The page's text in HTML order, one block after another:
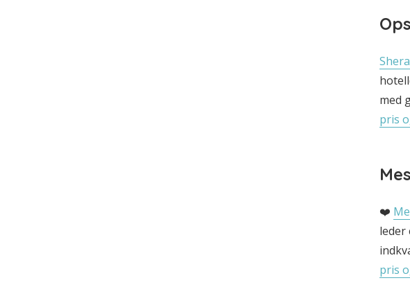
med
pris
❤️
leder
pris